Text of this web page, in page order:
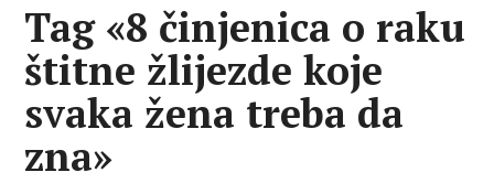
Tag «8 činjenica o raku
štitne žlijezde koje
svaka žena treba da
zna»